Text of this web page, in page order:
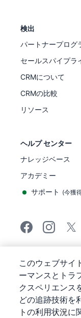
検出
パートナープログ
セールスパイプラ
CRMについて
CRMの比較
リソース
ヘルプ センター
ナレッジベース
アカデミー
サポート (今獲
Pipedrive
サービス利用規約
Pipedrive
プライバシー通知
サイトマップ
クッキーに関する
Cookie 優先設定
このウェブサイ
ーマンスとトラ
クスペリエンス
どの追跡技術を
トの利用状況に